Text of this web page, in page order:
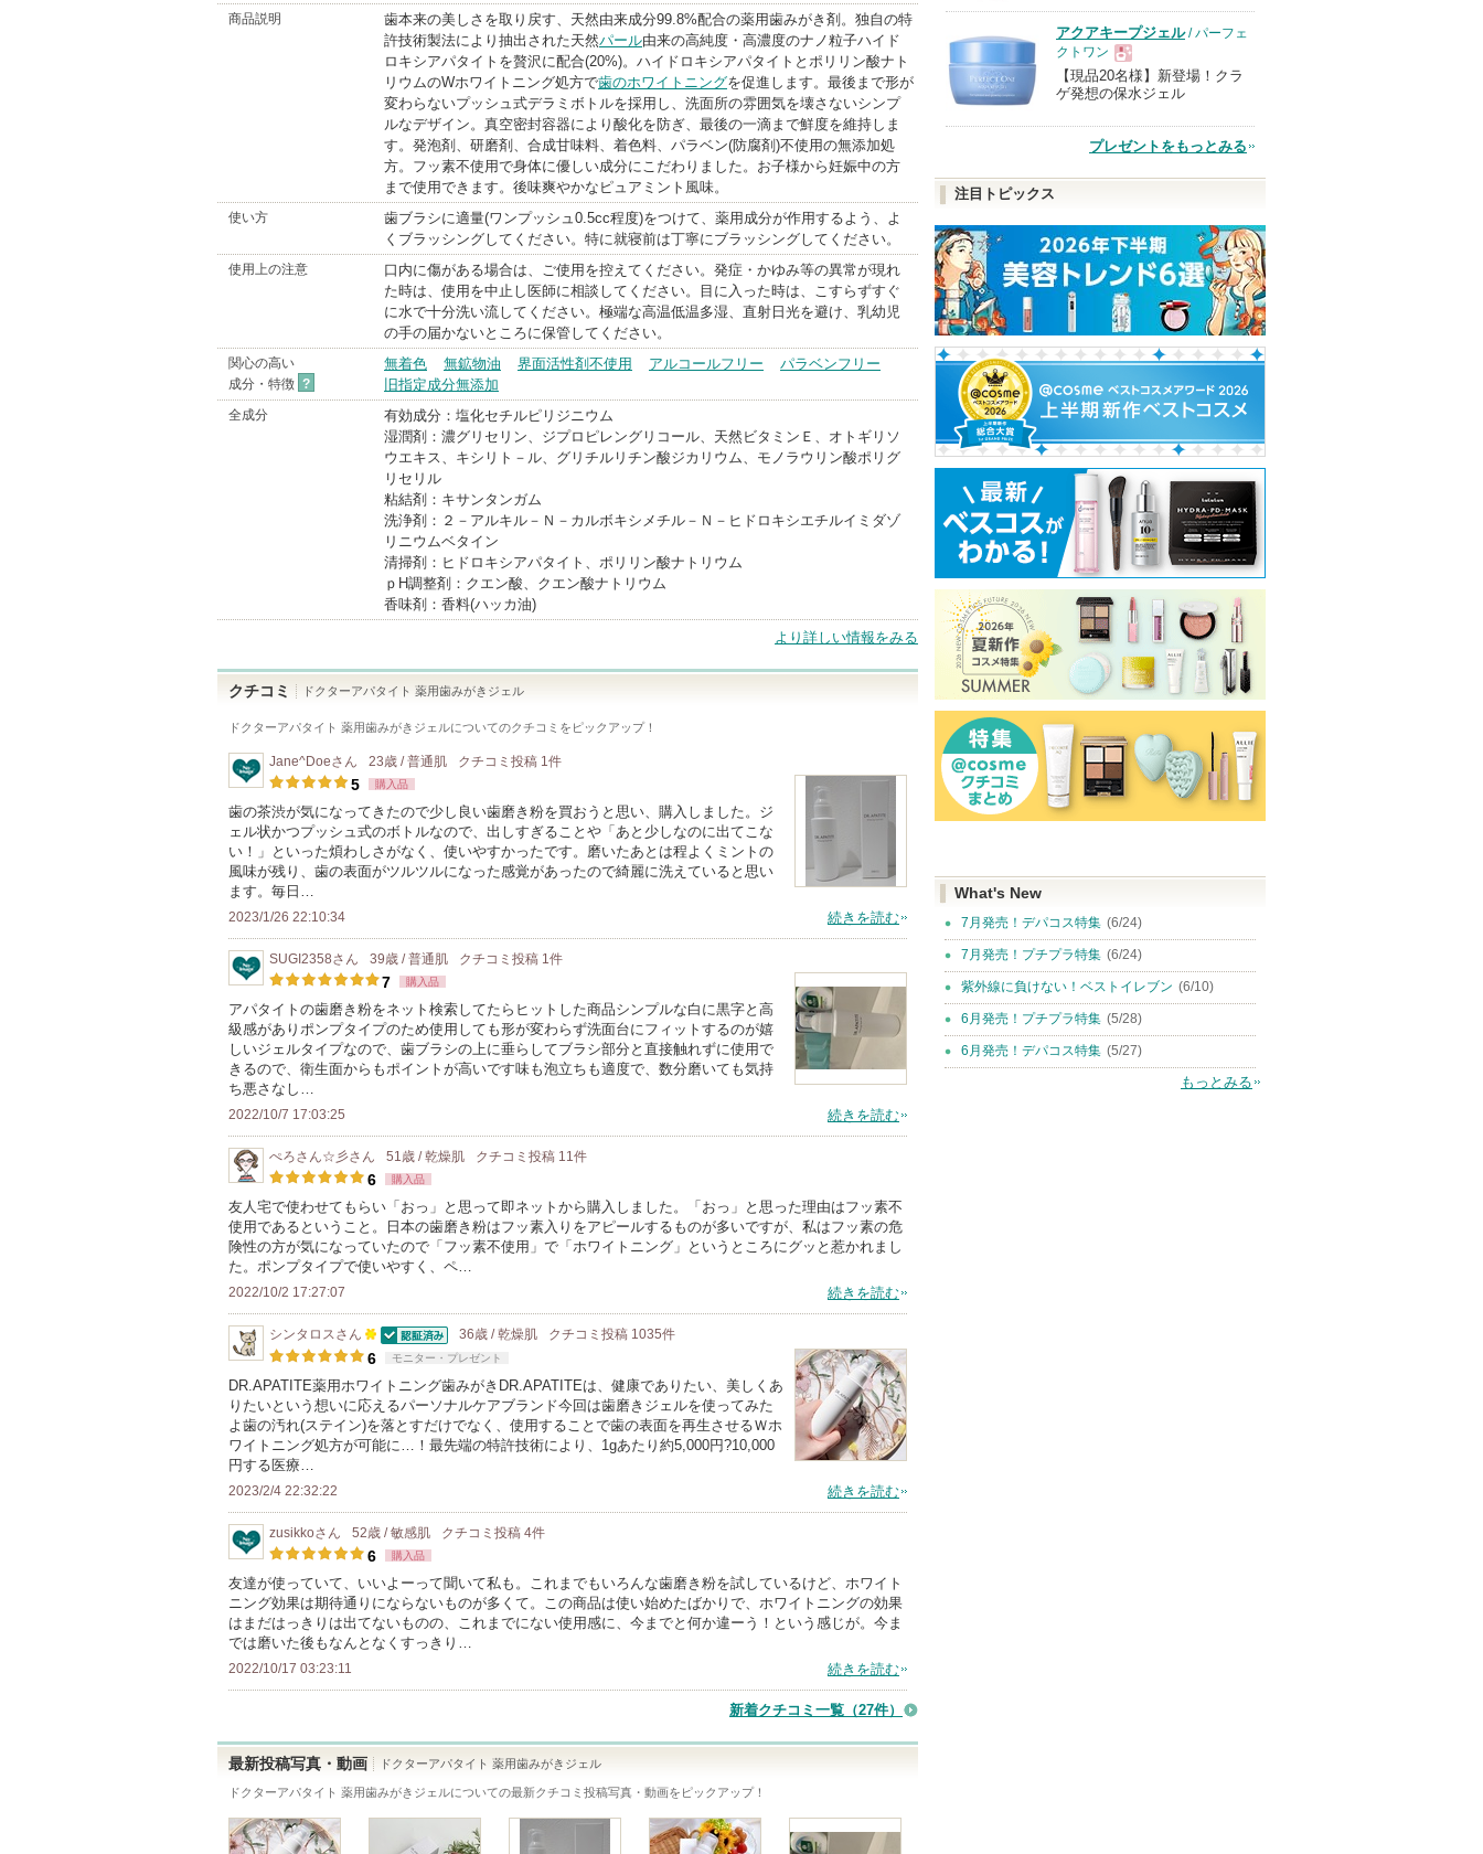
BrandInfo
商品説明
歯本来の美しさを取り戻す、天然由来成分99.8%配合の薬用歯みがき剤。独自の特
許技術製法により抽出された天然パール由来の高純度・高濃度のナノ粒子ハイド
ロキシアパタイトを贅沢に配合(20%)。ハイドロキシアパタイトとポリリン酸ナト
リウムのWホワイトニング処方で歯のホワイトニングを促進します。最後まで形が
変わらないプッシュ式デラミボトルを採用し、洗面所の雰囲気を壊さないシンプ
ルなデザイン。真空密封容器により酸化を防ぎ、最後の一滴まで鮮度を維持しま
す。発泡剤、研磨剤、合成甘味料、着色料、パラベン(防腐剤)不使用の無添加処
方。フッ素不使用で身体に優しい成分にこだわりました。お子様から妊娠中の方
まで使用できます。後味爽やかなピュアミント風味。
使い方
歯ブラシに適量(ワンプッシュ0.5cc程度)をつけて、薬用成分が作用するよう、よ
くブラッシングしてください。特に就寝前は丁寧にブラッシングしてください。
使用上の注意
口内に傷がある場合は、ご使用を控えてください。発症・かゆみ等の異常が現れ
た時は、使用を中止し医師に相談してください。目に入った時は、こすらずすぐ
に水で十分洗い流してください。極端な高温低温多湿、直射日光を避け、乳幼児
の手の届かないところに保管してください。
関心の高い
成分・特徴 ?
無着色 無鉱物油 界面活性剤不使用 アルコールフリー
パラベンフリー
旧指定成分無添加
全成分
有効成分：塩化セチルピリジニウム
湿潤剤：濃グリセリン、ジプロピレングリコール、天然ビタミンＥ、オトギリソ
ウエキス、キシリト－ル、グリチルリチン酸ジカリウム、モノラウリン酸ポリグ
リセリル
粘結剤：キサンタンガム
洗浄剤：２－アルキル－Ｎ－カルボキシメチル－Ｎ－ヒドロキシエチルイミダゾ
リニウムベタイン
清掃剤：ヒドロキシアパタイト、ポリリン酸ナトリウム
ｐH調整剤：クエン酸、クエン酸ナトリウム
香味剤：香料(ハッカ油)
より詳しい情報をみる
クチコミ ドクターアパタイト 薬用歯みがきジェル
ドクターアパタイト 薬用歯みがきジェルについてのクチコミをピックアップ！
Jane^Doeさん 23歳 / 普通肌 クチコミ投稿 1件
5 購入品
歯の茶渋が気になってきたので少し良い歯磨き粉を買おうと思い、購入しました。ジ
ェル状かつプッシュ式のボトルなので、出しすぎることや「あと少しなのに出てこな
い！」といった煩わしさがなく、使いやすかったです。磨いたあとは程よくミントの
風味が残り、歯の表面がツルツルになった感覚があったので綺麗に洗えていると思い
ます。毎日…
2023/1/26 22:10:34 続きを読む
SUGI2358さん 39歳 / 普通肌 クチコミ投稿 1件
7 購入品
アパタイトの歯磨き粉をネット検索してたらヒットした商品シンプルな白に黒字と高
級感がありポンプタイプのため使用しても形が変わらず洗面台にフィットするのが嬉
しいジェルタイプなので、歯ブラシの上に垂らしてブラシ部分と直接触れずに使用で
きるので、衛生面からもポイントが高いです味も泡立ちも適度で、数分磨いても気持
ち悪さなし…
2022/10/7 17:03:25 続きを読む
ぺろさん☆彡さん 51歳 / 乾燥肌 クチコミ投稿 11件
6 購入品
友人宅で使わせてもらい「おっ」と思って即ネットから購入しました。「おっ」と思った理由はフッ素不
使用であるということ。日本の歯磨き粉はフッ素入りをアピールするものが多いですが、私はフッ素の危
険性の方が気になっていたので「フッ素不使用」で「ホワイトニング」というところにグッと惹かれまし
た。ポンプタイプで使いやすく、ペ…
2022/10/2 17:27:07 続きを読む
シンタロスさん
100
人
以
上
ン
バ
ー
に
お
気
登
録
さ
認証済
36歳 / 乾燥肌 クチコミ投稿 1035件
6 モニター・プレゼント
DR.APATITE薬用ホワイトニング歯みがきDR.APATITEは、健康でありたい、美しくあ
りたいという想いに応えるパーソナルケアブランド今回は歯磨きジェルを使ってみた
よ歯の汚れ(ステイン)を落とすだけでなく、使用することで歯の表面を再生させるＷホ
ワイトニング処方が可能に…！最先端の特許技術により、1gあたり約5,000円?10,000
円する医療…
2023/2/4 22:32:22 続きを読む
zusikkoさん 52歳 / 敏感肌 クチコミ投稿 4件
6 購入品
友達が使っていて、いいよーって聞いて私も。これまでもいろんな歯磨き粉を試しているけど、ホワイト
ニング効果は期待通りにならないものが多くて。この商品は使い始めたばかりで、ホワイトニングの効果
はまだはっきりは出てないものの、これまでにない使用感に、今までと何か違ーう！という感じが。今ま
では磨いた後もなんとなくすっきり…
2022/10/17 03:23:11 続きを読む
新着クチコミ一覧 （27件）
最新投稿写真・動画 ドクターアパタイト 薬用歯みがきジェル
ドクターアパタイト 薬用歯みがきジェルについての最新クチコミ投稿写真・動画をピックアップ！
品
アクアキープジェル/ パーフェ
クトワン
現
品
【現品20名様】新登場！クラ
ゲ発想の保水ジェル
プレゼントをもっとみる
注目トピックス
What's New
7月発売！デパコス特集 (6/24)
7月発売！プチプラ特集 (6/24)
紫外線に負けない！ベストイレブン (6/10)
6月発売！プチプラ特集 (5/28)
6月発売！デパコス特集 (5/27)
もっとみる